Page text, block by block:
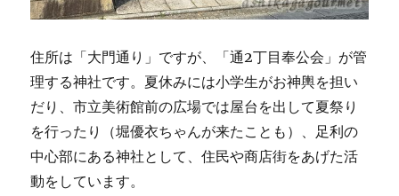
住所は「大門通り」ですが、「通2丁目奉公会」が管
理する神社です。夏休みには小学生がお神輿を担い
だり、市立美術館前の広場では屋台を出して夏祭り
を行ったり（堀優衣ちゃんが来たことも）、足利の
中心部にある神社として、住民や商店街をあげた活
動をしています。